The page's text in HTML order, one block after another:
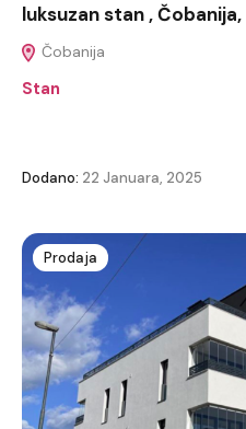
luksuzan stan ,
Čobanija
Stan
Dodano: 22 Januara, 2025
Prodaja